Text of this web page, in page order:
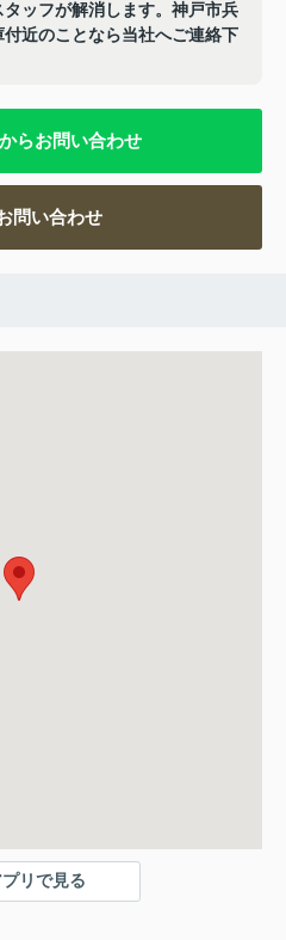
タッフが解消します。神戸市兵
近のことなら当社へご連絡下
らお問い合わせ
問い合わせ
リで見る